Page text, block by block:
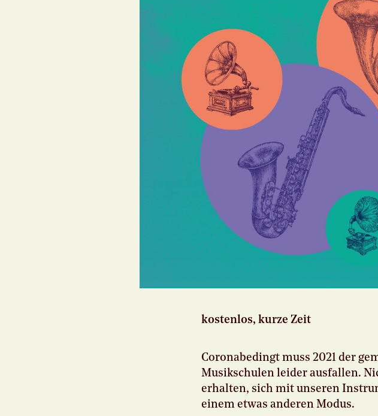
kostenlos, kurze Zeit
Coronabedingt muss 2021 der
Musikschulen leider ausfallen.
erhalten, sich mit unseren
einem etwas anderen Modus.